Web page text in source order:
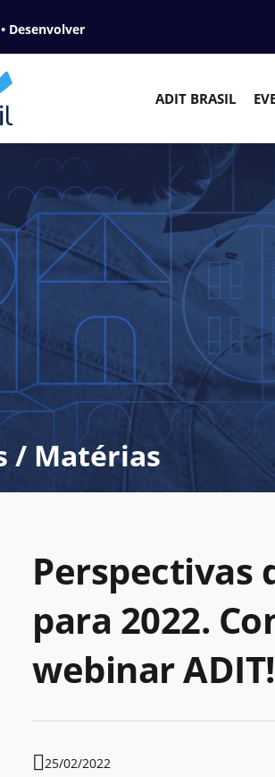
Desenvolver
ADIT BRASIL
/ Matérias
Perspectivas
para 2022.
webinar ADIT!
25/02/2022